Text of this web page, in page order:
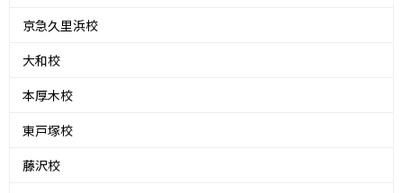
京急久里浜校
大和校
本厚木校
東戸塚校
藤沢校